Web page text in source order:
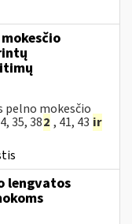
pelno mokesčio
35, 382 , 41, 43 ir
lengvatos